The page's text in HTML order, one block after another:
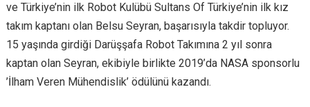
ve Türkiye’nin ilk Robot Kulübü Sultans Of Türkiye’nin ilk kız
takım kaptanı olan Belsu Seyran, başarısıyla takdir topluyor.
15 yaşında girdiği Darüşşafa Robot Takımına 2 yıl sonra
kaptan olan Seyran, ekibiyle birlikte 2019’da NASA sponsorlu
’İlham Veren Mühendislik’ ödülünü kazandı.